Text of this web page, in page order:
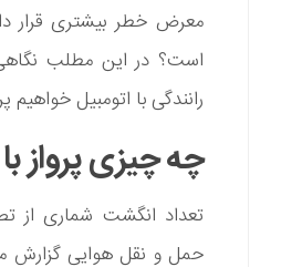
معرض خطر بیشتری قرار
است؟ در این مطلب نگاهی
رانندگی با اتومبیل خواهیم
چه چیزی پرواز
تعداد انگشت شماری از